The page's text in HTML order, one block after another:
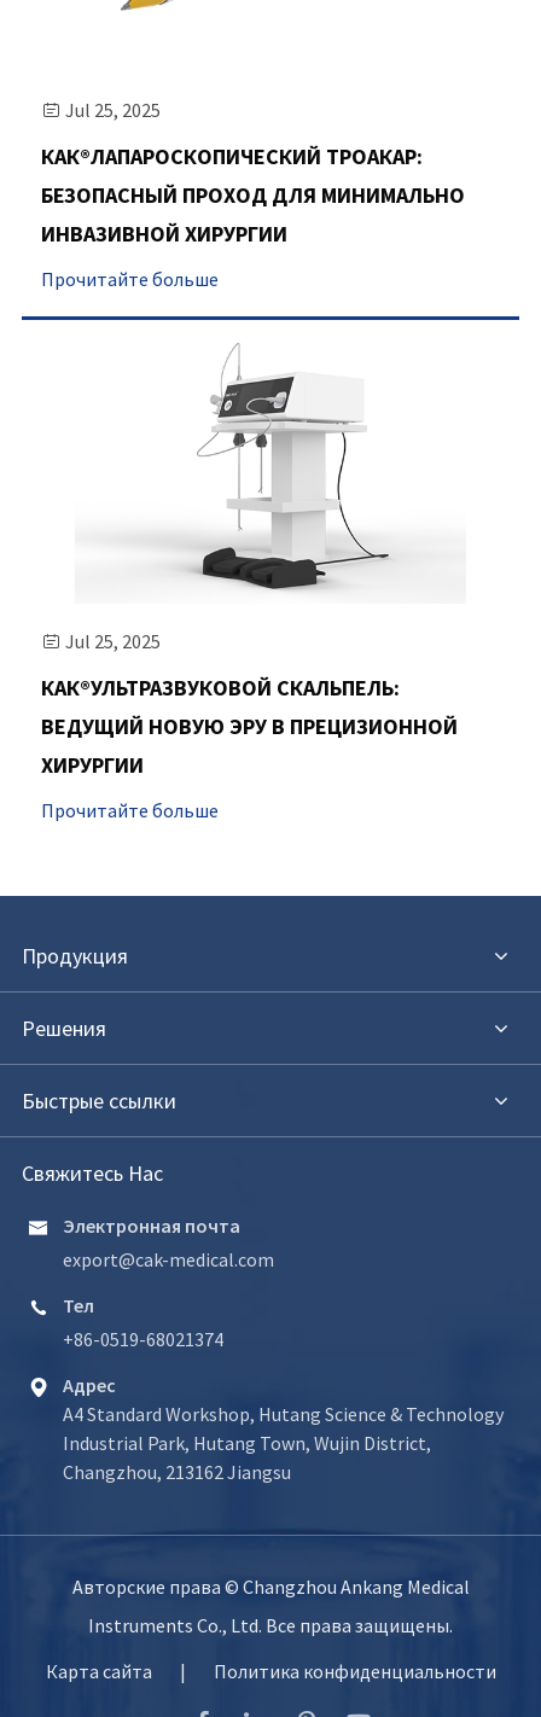
 Jul 25, 2025
КАК®ЛАПАРОСКОПИЧЕСКИЙ ТРОАКАР:
БЕЗОПАСНЫЙ ПРОХОД ДЛЯ МИНИМАЛЬНО
ИНВАЗИВНОЙ ХИРУРГИИ
Прочитайте больше
 Jul 25, 2025
КАК®УЛЬТРАЗВУКОВОЙ СКАЛЬПЕЛЬ:
ВЕДУЩИЙ НОВУЮ ЭРУ В ПРЕЦИЗИОННОЙ
ХИРУРГИИ
Прочитайте больше
Продукция
Решения
Быстрые ссылки
Свяжитесь Нас

Электронная почта
export@cak-medical.com

Тел
+86-0519-68021374

Адрес
A4 Standard Workshop, Hutang Science & Technology
Industrial Park, Hutang Town, Wujin District,
Changzhou, 213162 Jiangsu
Авторские права © Changzhou Ankang Medical
Instruments Co., Ltd. Все права защищены.
Карта сайта
| Политика конфиденциальности